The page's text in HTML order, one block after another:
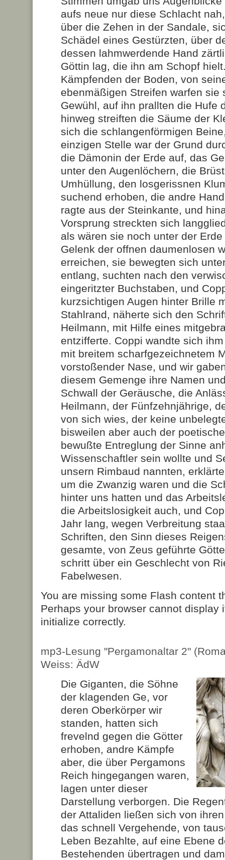
aufs neue nur diese Schlacht
über die Zehen in der Sandale,
Schädel eines Gestürzten, über
dessen lahmwerdende Hand
Göttin lag, die ihn am Schopf
Kämpfenden der Boden, von
ebenmäßigen Streifen warfen sie
Gewühl, auf ihn prallten die Hufe
hinweg streiften die Säume der
sich die schlangenförmigen
einzigen Stelle war der Grund
die Dämonin der Erde auf, das
unter den Augenlöchern, die
Umhüllung, den losgerissnen
suchend erhoben, die andre
ragte aus der Steinkante, und
Vorsprung streckten sich
als wären sie noch unter der
Gelenk der offnen daumenlosen
erreichen, sie bewegten sich
entlang, suchten nach den
eingeritzter Buchstaben, und
kurzsichtigen Augen hinter Brille
Stahlrand, näherte sich den
Heilmann, mit Hilfe eines
entzifferte. Coppi wandte sich
mit breitem scharfgezeichnetem
vorstoßender Nase, und wir
diesem Gemenge ihre Namen
Schwall der Geräusche, die
Heilmann, der Fünfzehnjährige,
von sich wies, der keine
bisweilen aber auch der
bewußte Entreglung der Sinne
Wissenschaftler sein wollte und
unsern Rimbaud nannten,
um die Zwanzig waren und die
hinter uns hatten und das
die Arbeitslosigkeit auch, und
Jahr lang, wegen Verbreitung
Schriften, den Sinn dieses
gesamte, von Zeus geführte
schritt über ein Geschlecht von
Fabelwesen.
You are missing some Flash content
Perhaps your browser cannot display
initialize correctly.
mp3-Lesung "Pergamonaltar 2"
Weiss: ÄdW
Die Giganten, die Söhne
der klagenden Ge, vor
deren Oberkörper wir
standen, hatten sich
frevelnd gegen die Götter
erhoben, andre Kämpfe
aber, die über Pergamons
Reich hingegangen waren,
lagen unter dieser
Darstellung verborgen. Die
der Attaliden ließen sich von
das schnell Vergehende, von
Leben Bezahlte, auf eine Ebene
Bestehenden übertragen und